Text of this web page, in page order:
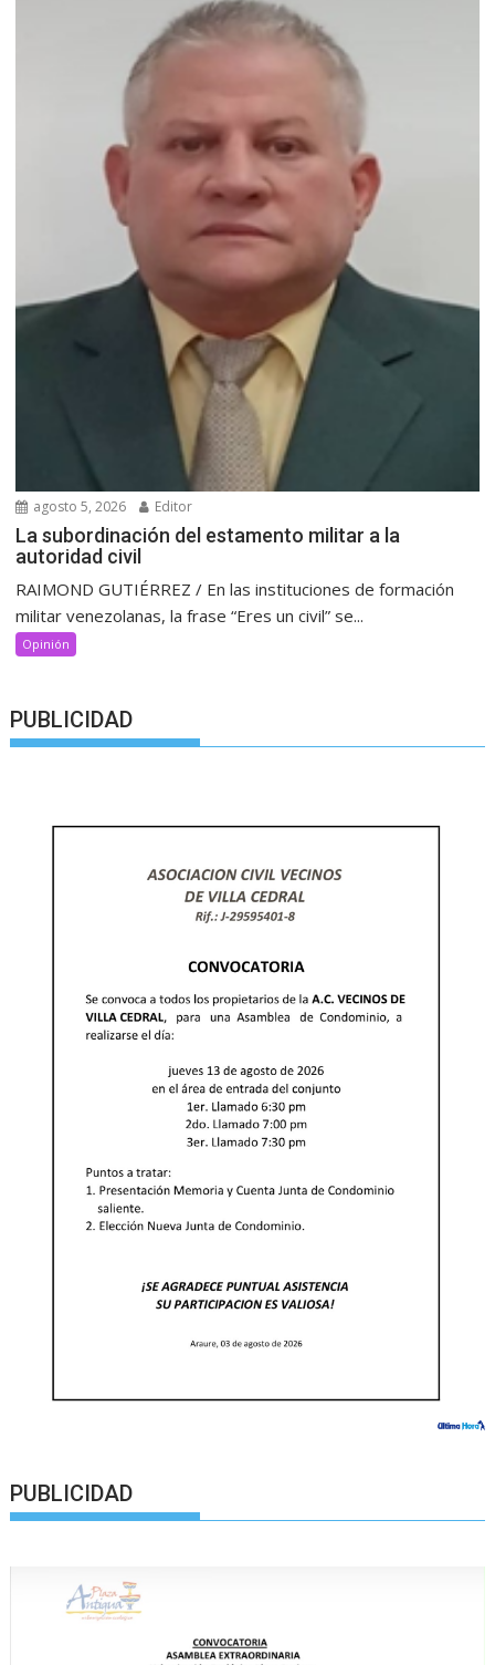
agosto 5, 2026 Editor
La subordinación del estamento militar a la
autoridad civil
RAIMOND GUTIÉRREZ / En las instituciones de formación
militar venezolanas, la frase “Eres un civil” se...
Opinión
PUBLICIDAD
PUBLICIDAD